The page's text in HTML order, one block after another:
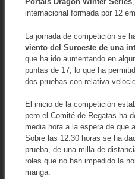
internacional formada por 12
La jornada de competición se
viento del Suroeste de una
que ha ido aumentando en
puntas de 17, lo que ha
dos pruebas con relativa
El inicio de la competición
pero el Comité de Regatas ha
media hora a la espera de que
Sobre las 12.30 horas se ha
prueba, de una milla de
roles que no han impedido la
manga.